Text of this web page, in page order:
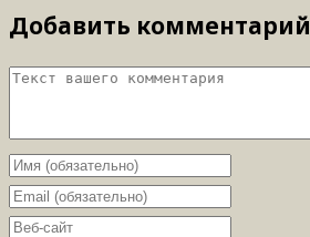
Добавить комментарий